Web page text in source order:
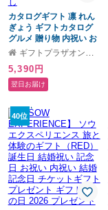
カタログギフト 凛 れん
ぎょう ギフトカタログ
グルメ 贈り物 内祝い お
祝い 出産祝い 出産内祝
婚 新築 香典返し お礼 入
学内祝い 卒業祝い 体験
ギフト 温泉 旅行 結婚 お
返し
ギフトプラザオンライン
5,390円
翌日お届け
40位